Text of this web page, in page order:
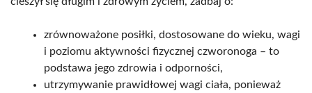
zrównoważone posiłki, dostosowane do wieku, wagi
i poziomu aktywności fizycznej czworonoga – to
podstawa jego zdrowia i odporności,
utrzymywanie prawidłowej wagi ciała, ponieważ